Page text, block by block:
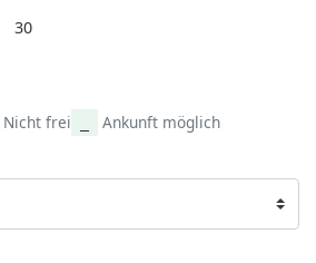
30
Nicht frei Ankunft möglich